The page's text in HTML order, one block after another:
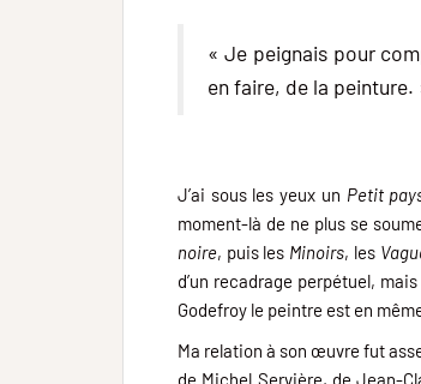
« Je peignais pour
en faire, de la peinture.
J’ai sous les yeux un Petit
moment-là de ne plus se
noire, puis les Minoirs, les
d’un recadrage perpétuel,
Godefroy le peintre est en
Ma relation à son œuvre fut
de Michel Servière, de Jean-